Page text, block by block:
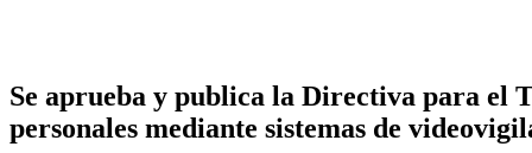
Se aprueba y publica la Directiva para el
personales mediante sistemas de